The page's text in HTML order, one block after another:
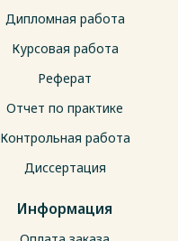
Дипломная работа
Курсовая работа
Реферат
Отчет по практике
Контрольная работа
Диссертация
Информация